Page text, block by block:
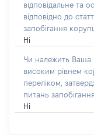
відповідальне та
відповідно до
запобігання
Ні
Чи належить Ваша
високим рівнем
переліком,
питань
Ні